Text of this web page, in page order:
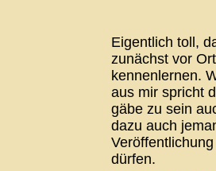
Eigentlich toll,
zunächst vor
kennenlernen.
aus mir spricht
gäbe zu sein
dazu auch
dürfen.